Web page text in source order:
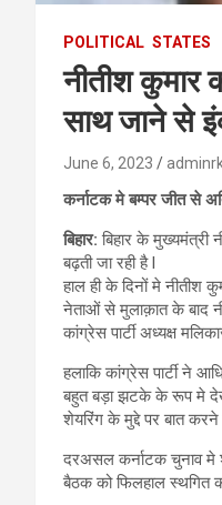
POLITICAL STATES
नीतीश कुमार
साथ जाने से
June 6, 2023
कर्नाटक मे बम्पर जीत से
बिहार: बिहार के मुख्यमंत्री
बढ़ती जा रही है l
हाल ही के दिनों मे नीतीश
नेताओं से मुलाक़ात के बाद
कांग्रेस पार्टी अध्यक्ष
हलाकि कांग्रेस पार्टी ने
बहुत बड़ा झटके के रूप मे
शेयरिंग के मुद्दे पर बात
दरअसल कर्नाटक चुनाव मे
बैठक को फिलहाल स्थगित